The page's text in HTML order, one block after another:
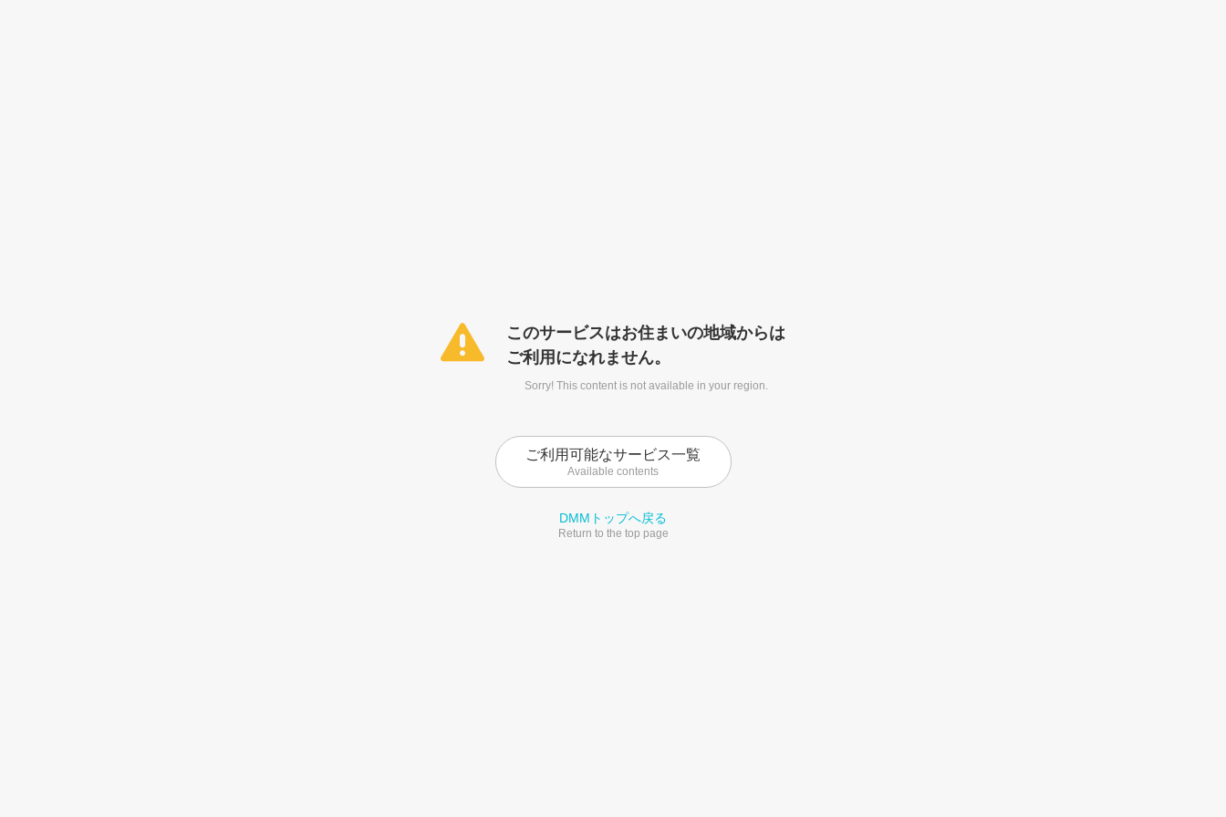
このサービスはお住まいの地域からは
ご利用になれません。
Sorry! This content is not available in your region.
ご利用可能なサービス一覧
Available contents
DMMトップへ戻る
Return to the top page